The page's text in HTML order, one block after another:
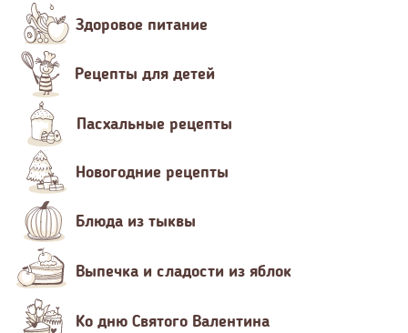
Здоровое питание
Рецепты для детей
Пасхальные рецепты
Новогодние рецепты
Блюда из тыквы
Выпечка и сладости из яблок
Ко дню Святого Валентина